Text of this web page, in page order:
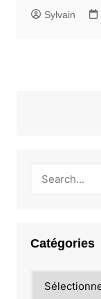
Sylvain
Catégories